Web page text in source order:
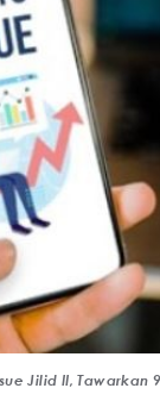
Jilid II,